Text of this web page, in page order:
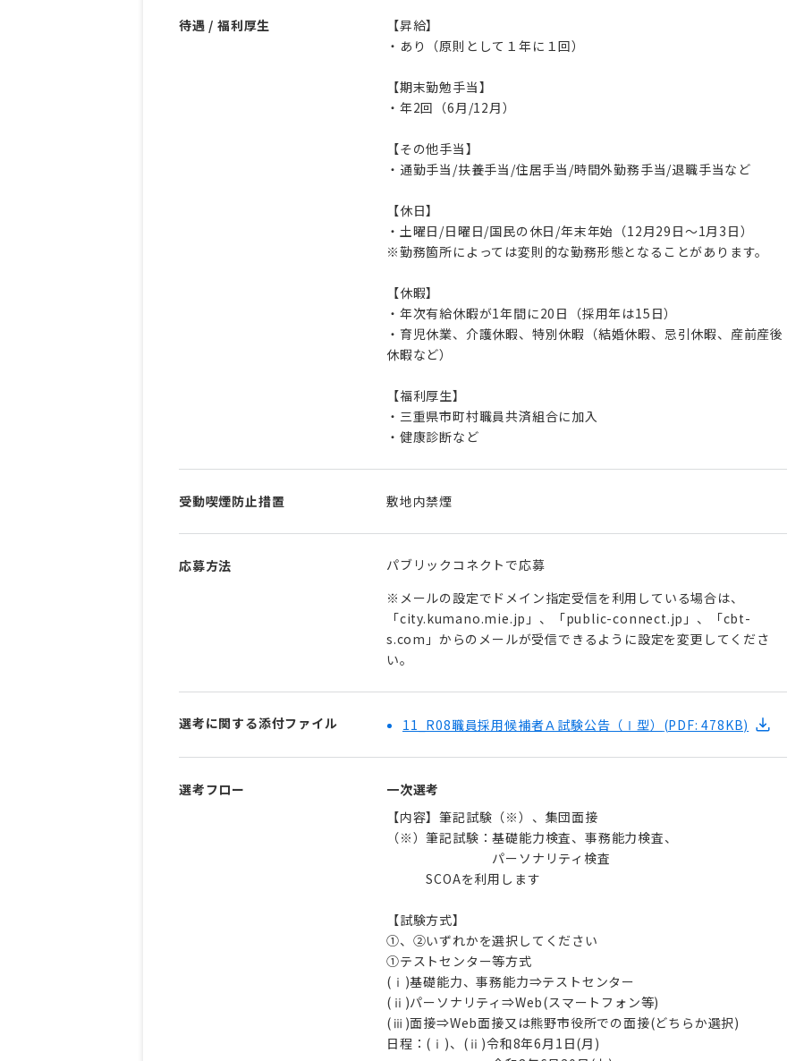
待遇 / 福利厚生
【昇給】
・あり（原則として１年に１回）
【期末勤勉手当】
・年2回（6月/12月）
【その他手当】
・通勤手当/扶養手当/住居手当/時間外勤務手当/退職手当など
【休日】
・土曜日/日曜日/国民の休日/年末年始（12月29日～1月3日）
※勤務箇所によっては変則的な勤務形態となることがあります。
【休暇】
・年次有給休暇が1年間に20日（採用年は15日）
・育児休業、介護休暇、特別休暇（結婚休暇、忌引休暇、産前産後
休暇など）
【福利厚生】
・三重県市町村職員共済組合に加入
・健康診断など
受動喫煙防止措置 敷地内禁煙
応募方法
パブリックコネクトで応募
※メールの設定でドメイン指定受信を利用している場合は、
「city.kumano.mie.jp」、「public-connect.jp」、「cbt-
s.com」からのメールが受信できるように設定を変更してくださ
い。
選考に関する添付ファイル 11_R08職員採用候補者Ａ試験公告（Ⅰ型） (PDF: 478KB)
選考フロー
一次選考
【内容】筆記試験（※）、集団面接
（※）筆記試験：基礎能力検査、事務能力検査、
パーソナリティ検査
SCOAを利用します
【試験方式】
①、②いずれかを選択してください
①テストセンター等方式
(ⅰ)基礎能力、事務能力⇒テストセンター
(ⅱ)パーソナリティ⇒Web(スマートフォン等)
(ⅲ)面接⇒Web面接又は熊野市役所での面接(どちらか選択)
日程：(ⅰ)、(ⅱ)令和8年6月1日(月)